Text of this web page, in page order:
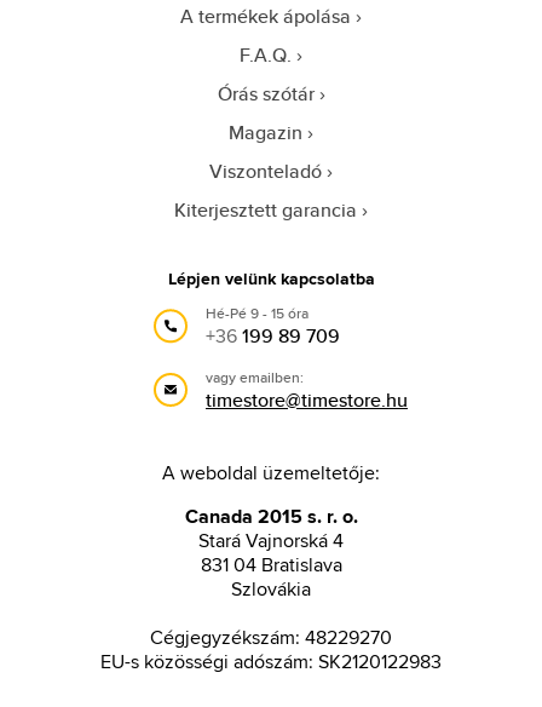
A termékek ápolása
F.A.Q.
Órás szótár
Magazin
Viszonteladó
Kiterjesztett garancia
Lépjen velünk kapcsolatba
Hé-Pé 9 - 15 óra
+36199 89 709
vagy emailben:
timestore@timestore.hu
A weboldal üzemeltetője:
Canada 2015 s. r. o.
Stará Vajnorská 4
831 04 Bratislava
Szlovákia
Cégjegyzékszám: 48229270
EU-s közösségi adószám: SK2120122983